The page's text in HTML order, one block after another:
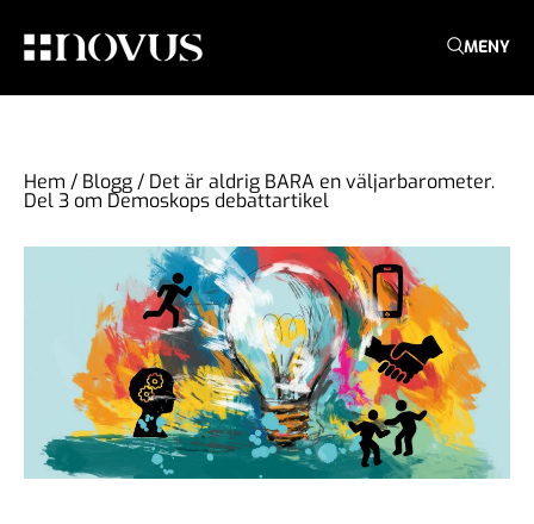
MENY
Hem / Blogg/ Det är aldrig BARA en väljarbarometer.
Del 3 om Demoskops debattartikel